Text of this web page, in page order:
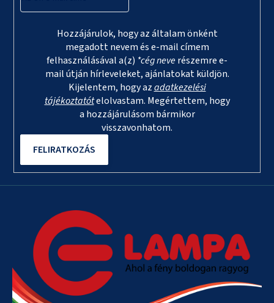
Hozzájárulok, hogy az általam önként
megadott nevem és e-mail címem
felhasználásával a(z) *cég neverészemre e-
mail útján hírleveleket, ajánlatokat küldjön.
Kijelentem, hogy azadatkezelési
tájékoztatótelolvastam. Megértettem, hogy
a hozzájárulásom bármikor
visszavonhatom.
FELIRATKOZÁS